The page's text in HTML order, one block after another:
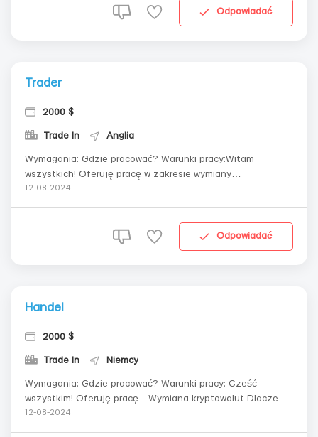
Odpowiadać
Trader
2000 $
Trade In Anglia
Wymagania: Gdzie pracować? Warunki pracy:Witam
wszystkich! Oferuję pracę w zakresie wymiany
kryptowalut.Dlaczego warto nas wybrać:Pracujemy
góręBezpłatne szkolenieCałodobowe wsparcieCo jest
12-08-2024
Odpowiadać
Handel
2000 $
Trade In Niemcy
Wymagania: Gdzie pracować? Warunki pracy: Cześć
wszystkim! Oferuję pracę - Wymiana kryptowalut Dlaczego
warto z nami pracować: Codzienne zatrudnienie
12-08-2024